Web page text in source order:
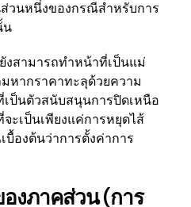
วนหนึ่งของกรณีสำหรับการ
น
งสามารถทำหน้าที่เป็นแม่
หากราคาทะลุด้วยความ
ป็นตัวสนับสนุนการปิดเหนือ
ะเป็นเพียงแค่การหยุดไส้
องต้นว่าการตั้งค่าการ
งภาคส่วน (การ